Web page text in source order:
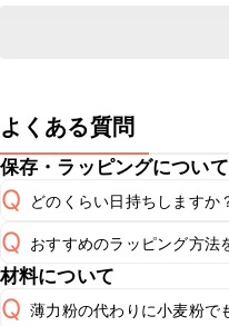
よくある質問
保存・ラッピングについて
Q どのくらい日持ちしますか
A
冷蔵保存で2~3日が目安で
Q おすすめのラッピング方法
A こちら
材料について
Q 薄力粉の代わりに小麦粉で